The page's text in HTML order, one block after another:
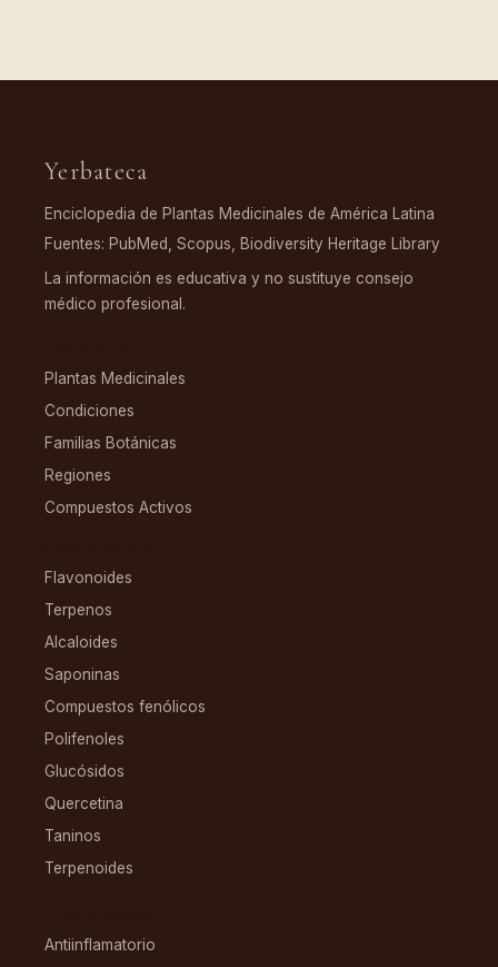
Yerbateca
Enciclopedia de Plantas Medicinales de América Latina
Fuentes: PubMed, Scopus, Biodiversity Heritage Library
La información es educativa y no sustituye consejo
médico profesional.
Plantas Medicinales
Condiciones
Familias Botánicas
Regiones
Compuestos Activos
Flavonoides
Terpenos
Alcaloides
Saponinas
Compuestos fenólicos
Polifenoles
Glucósidos
Quercetina
Taninos
Terpenoides
Antiinflamatorio